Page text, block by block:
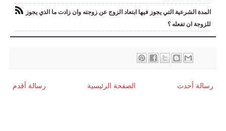
المدة الشرعية التي يجوز فيها ابتعاد الزوج عن زوجته وان زادت ما الذي يجوز
للزوجة ان تفعله ؟
رسالة أحدث رسالة أقدم الصفحة الرئيسية